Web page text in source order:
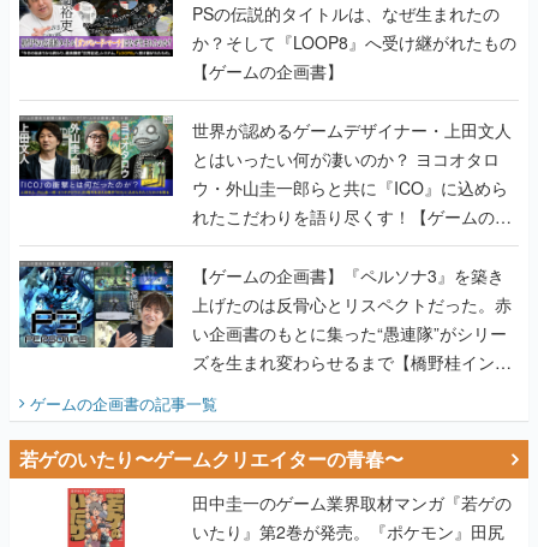
PSの伝説的タイトルは、なぜ生まれたの
か？そして『LOOP8』へ受け継がれたもの
【ゲームの企画書】
世界が認めるゲームデザイナー・上田文人
とはいったい何が凄いのか？ ヨコオタロ
ウ・外山圭一郎らと共に『ICO』に込めら
れたこだわりを語り尽くす！【ゲームの企
画書】
【ゲームの企画書】『ペルソナ3』を築き
上げたのは反骨心とリスペクトだった。赤
い企画書のもとに集った“愚連隊”がシリー
ズを生まれ変わらせるまで【橋野桂インタ
ビュー】
ゲームの企画書の記事一覧
若ゲのいたり〜ゲームクリエイターの青春〜
田中圭一のゲーム業界取材マンガ『若ゲの
いたり』第2巻が発売。『ポケモン』田尻